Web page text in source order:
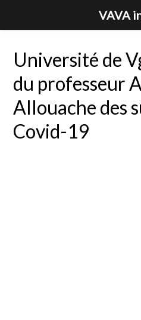
Université de
du professeur
Allouache des
Covid-19
VAVA